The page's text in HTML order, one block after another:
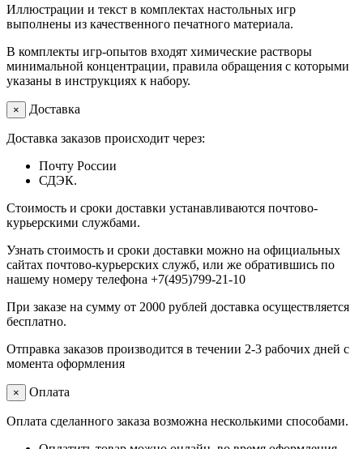
Иллюстрации и текст в комплектах настольных игр
выполнены из качественного печатного материала.
В комплекты игр-опытов входят химические растворы
минимальной концентрации, правила обращения с которыми
указаны в инструкциях к набору.
× Доставка
Доставка заказов происходит через:
Почту России
СДЭК.
Стоимость и сроки доставки устанавливаются почтово-
курьерскими службами.
Узнать стоимость и сроки доставки можно на официальных
сайтах почтово-курьерских служб, или же обратившись по
нашему номеру телефона +7(495)799-21-10
При заказе на сумму от 2000 рублей доставка осуществляется
бесплатно.
Отправка заказов производится в течении 2-3 рабочих дней с
момента оформления
× Оплата
Оплата сделанного заказа возможна несколькими способами.